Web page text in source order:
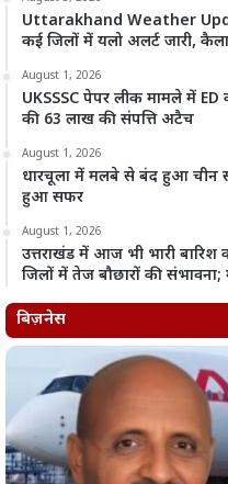
Uttarakhand Weather
कई जिलों में यलो अलर्ट जारी,
August 1, 2026
UKSSSC पेपर लीक मामले में ED
की 63 लाख की संपत्ति अटैच
August 1, 2026
धारचूला में मलबे से बंद हुआ चीन
हुआ सफर
August 1, 2026
उत्तराखंड में आज भी भारी
जिलों में तेज बौछारों की
बिज़नेस